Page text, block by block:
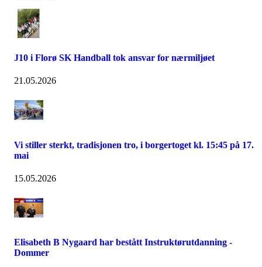
J10 i Florø SK Handball tok ansvar for nærmiljøet
21.05.2026
Vi stiller sterkt, tradisjonen tro, i borgertoget kl. 15:45 på 17.
mai
15.05.2026
Elisabeth B Nygaard har bestått Instruktørutdanning -
Dommer